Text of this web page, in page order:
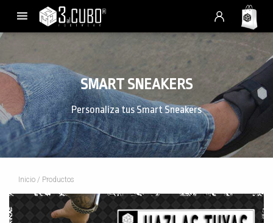
SMART SNEAKERS
Personaliza tus Smart Sneakers
Inicio / Productos